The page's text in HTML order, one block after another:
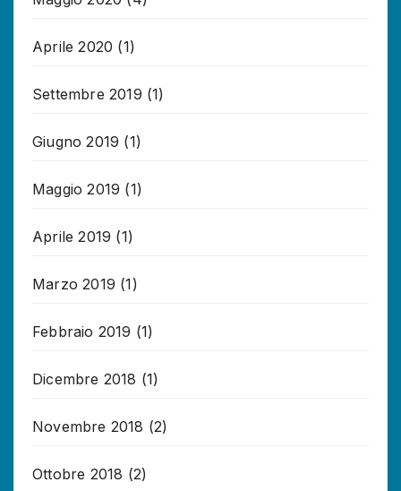
Aprile 2020 (1)
Settembre 2019 (1)
Giugno 2019 (1)
Maggio 2019 (1)
Aprile 2019 (1)
Marzo 2019 (1)
Febbraio 2019 (1)
Dicembre 2018 (1)
Novembre 2018 (2)
Ottobre 2018 (2)